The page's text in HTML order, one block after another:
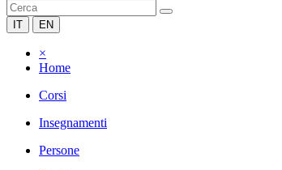
IT EN
×
Home
Corsi
Insegnamenti
Persone